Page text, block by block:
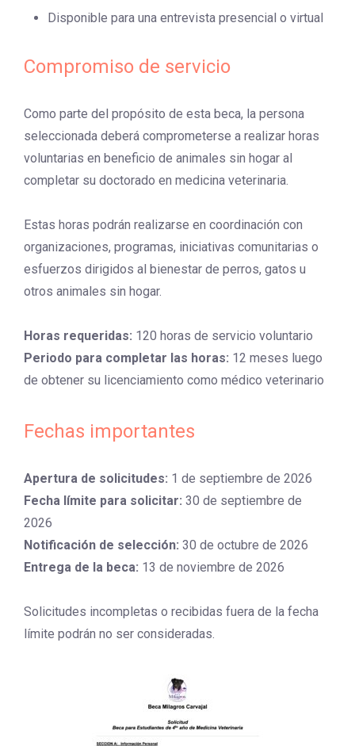
Disponible para una entrevista presencial o virtual
Compromiso de servicio
Como parte del propósito de esta beca, la persona
seleccionada deberá comprometerse a realizar horas
voluntarias en beneficio de animales sin hogar al
completar su doctorado en medicina veterinaria.
Estas horas podrán realizarse en coordinación con
organizaciones, programas, iniciativas comunitarias o
esfuerzos dirigidos al bienestar de perros, gatos u
otros animales sin hogar.
Horas requeridas: 120 horas de servicio voluntario
Periodo para completar las horas: 12 meses luego
de obtener su licenciamiento como médico veterinario
Fechas importantes
Apertura de solicitudes: 1 de septiembre de 2026
Fecha límite para solicitar: 30 de septiembre de
2026
Notificación de selección: 30 de octubre de 2026
Entrega de la beca: 13 de noviembre de 2026
Solicitudes incompletas o recibidas fuera de la fecha
límite podrán no ser consideradas.